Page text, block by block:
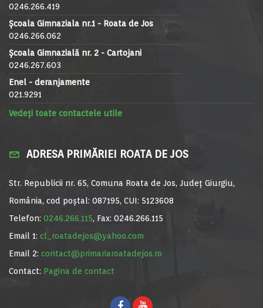
0246.266.419
Școala Gimnaziala nr.1 - Roata de Jos
0246.266.062
Școala Gimnazială nr. 2 - Cartojani
0246.267.603
Enel - deranjamente
021.9291
Vedeți toate contactele utile
ADRESA PRIMĂRIEI ROATA DE JOS
Str. Republicii nr. 65, Comuna Roata de Jos, Județ Giurgiu,
România, cod poștal: 087195, CUI: 5123608
Telefon: 0246.266.115, Fax: 0246.266.115
Email 1: cl_roatadejos@yahoo.com
Email 2: contact@primariaroatadejos.ro
Contact: Pagina de contact